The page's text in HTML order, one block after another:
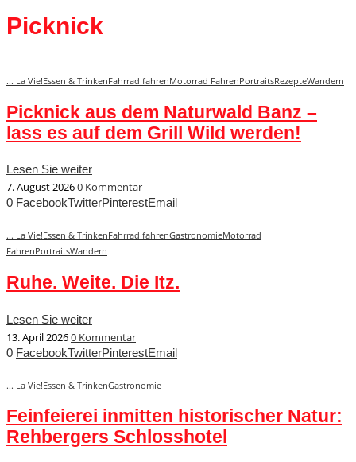
Picknick
... La Vie!Essen & TrinkenFahrrad fahrenMotorrad FahrenPortraitsRezepteWandern
Picknick aus dem Naturwald Banz –
lass es auf dem Grill Wild werden!
Lesen Sie weiter
7. August 20260 Kommentar
0 FacebookTwitterPinterestEmail
... La Vie!Essen & TrinkenFahrrad fahrenGastronomieMotorrad
FahrenPortraitsWandern
Ruhe. Weite. Die Itz.
Lesen Sie weiter
13. April 20260 Kommentar
0 FacebookTwitterPinterestEmail
... La Vie!Essen & TrinkenGastronomie
Feinfeierei inmitten historischer Natur:
Rehbergers Schlosshotel